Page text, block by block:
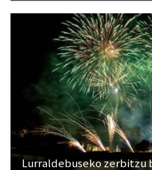
Lurraldebuseko zerbitzu